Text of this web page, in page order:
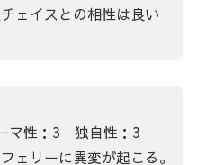
ェイスとの相性は良い
マ性：3 独自性：3
ェリーに異変が起こる。